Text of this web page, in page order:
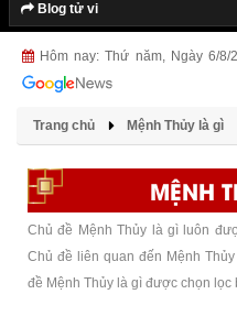
Blog tử vi
Hôm nay: Thứ năm, Ngày 6/8/
Trang chủ Mệnh Thủy là gì
MỆNH
Chủ đề Mệnh Thủy là gì luôn
Chủ đề liên quan đến Mệnh
đề Mệnh Thủy là gì được chọn lọc